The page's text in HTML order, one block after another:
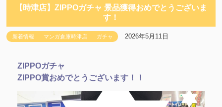
【時津店】ZIPPOガチャ 景品獲得おめでとうございま
す！
新着情報 マンガ倉庫時津店 ガチャ 2026年5月11日
ZIPPOガチャ
ZIPPO賞おめでとうございます！！